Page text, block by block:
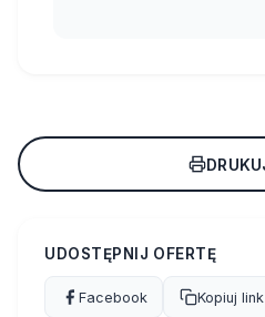
UDOSTĘPNIJ OFERTĘ
Facebook Kopiuj link